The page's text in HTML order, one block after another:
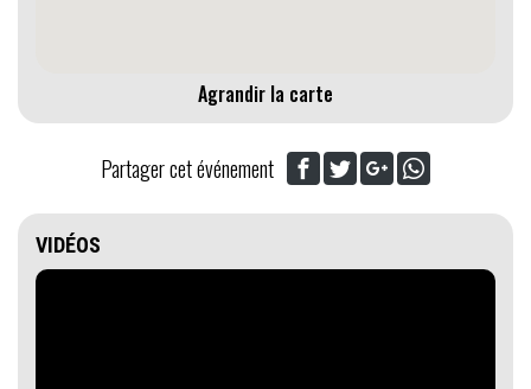
Agrandir la carte
Partager cet événement
VIDÉOS